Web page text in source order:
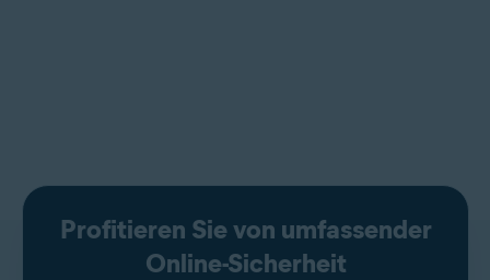
Profitieren Sie von umfassender
Online-Sicherheit